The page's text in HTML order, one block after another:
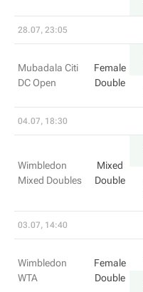
28.07, 23:05
Mubadala Citi
DC Open
Female
Double
04.07, 18:30
Wimbledon
Mixed Doubles
Mixed
Double
03.07, 14:40
Wimbledon
WTA
Female
Double